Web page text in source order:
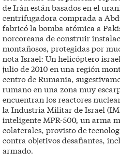
de Irán están basados en el
centrifugadora comprada a
fabricó la bomba atómica a
norcoreana de construir
montañosos, protegidas por
nota Israel: Un helicóptero
julio de 2010 en una región
centro de Rumania,
rumano en una zona muy
encuentran los reactores
la Industria Militar de Israel
inteligente MPR-500, un arma
colaterales, provisto de
contra objetivos desafiantes,
armado.